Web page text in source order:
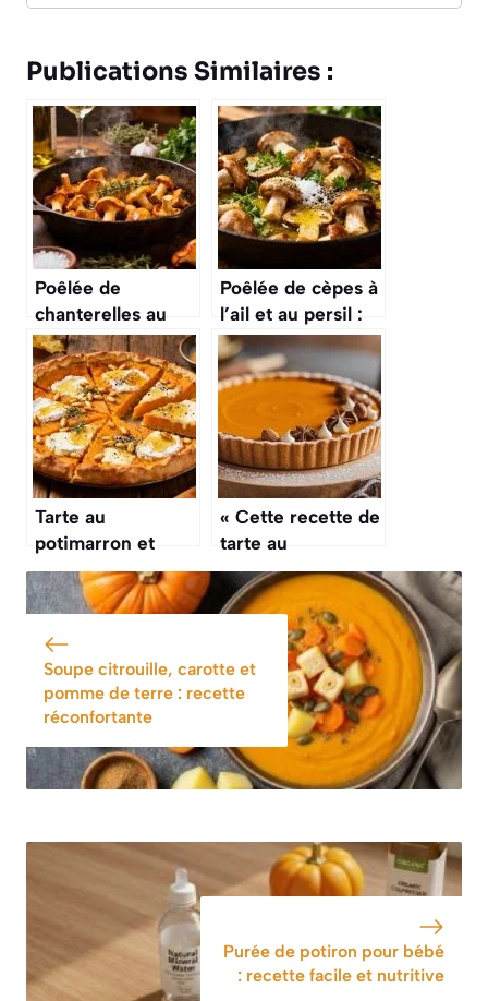
Publications Similaires :
Poêlée de
chanterelles au
beurre : recette
savoureuse
Poêlée de cèpes à
l’ail et au persil :
recette
savoureuse
Tarte au
potimarron et
chèvre : une
recette automnale
« Cette recette de
tarte au
potimarron et aux
épices douces,
c’est un peu
comme le
« pumpkin pie »
américain, mais
en mieux »
Soupe citrouille, carotte et
pomme de terre : recette
réconfortante
Purée de potiron pour bébé
: recette facile et nutritive